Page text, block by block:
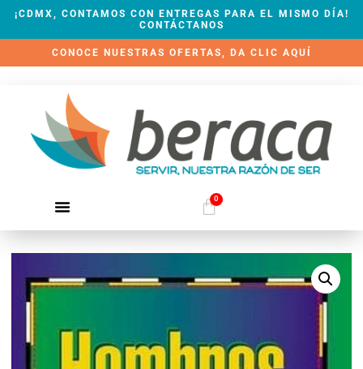
¡CDMX, CONTAMOS CON ENTREGAS PARA EL MISMO DÍA!
CONTÁCTANOS
CONOCE NUESTRAS OFERTAS, DA CLIC AQUÍ
0